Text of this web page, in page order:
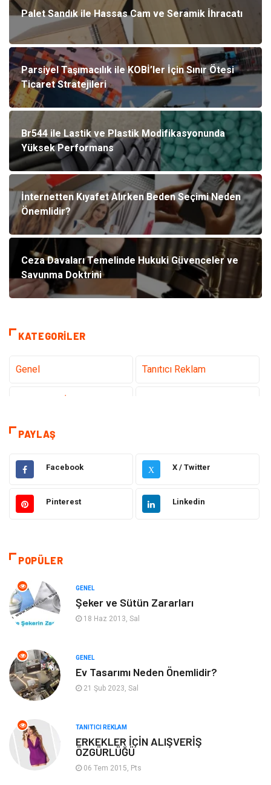
Palet Sandık ile Hassas Cam ve Seramik İhracatı
Parsiyel Taşımacılık ile KOBİ’ler İçin Sınır Ötesi
Ticaret Stratejileri
Br544 ile Lastik ve Plastik Modifikasyonunda
Yüksek Performans
İnternetten Kıyafet Alırken Beden Seçimi Neden
Önemlidir?
Ceza Davaları Temelinde Hukuki Güvenceler ve
Savunma Doktrini
KATEGORILER
Genel Tanıtıcı Reklam
Teknoloji & İnternet
Hizmet
Hukuk Elektrik Elektronik
Güzellik & Bakım Moda
Giyim
Otomotiv
Gıda
Gayrimenkul
Anne & Çocuk Müzik
Tatil Genel Kültür
Emlak
PAYLAŞ
Facebook X X / Twitter
Pinterest Linkedin
POPÜLER
GENEL
Şeker ve Sütün Zararları
18 Haz 2013, Sal
GENEL
Ev Tasarımı Neden Önemlidir?
21 Şub 2023, Sal
TANITICI REKLAM
ERKEKLER İÇİN ALIŞVERİŞ
ÖZGÜRLÜĞÜ
06 Tem 2015, Pts